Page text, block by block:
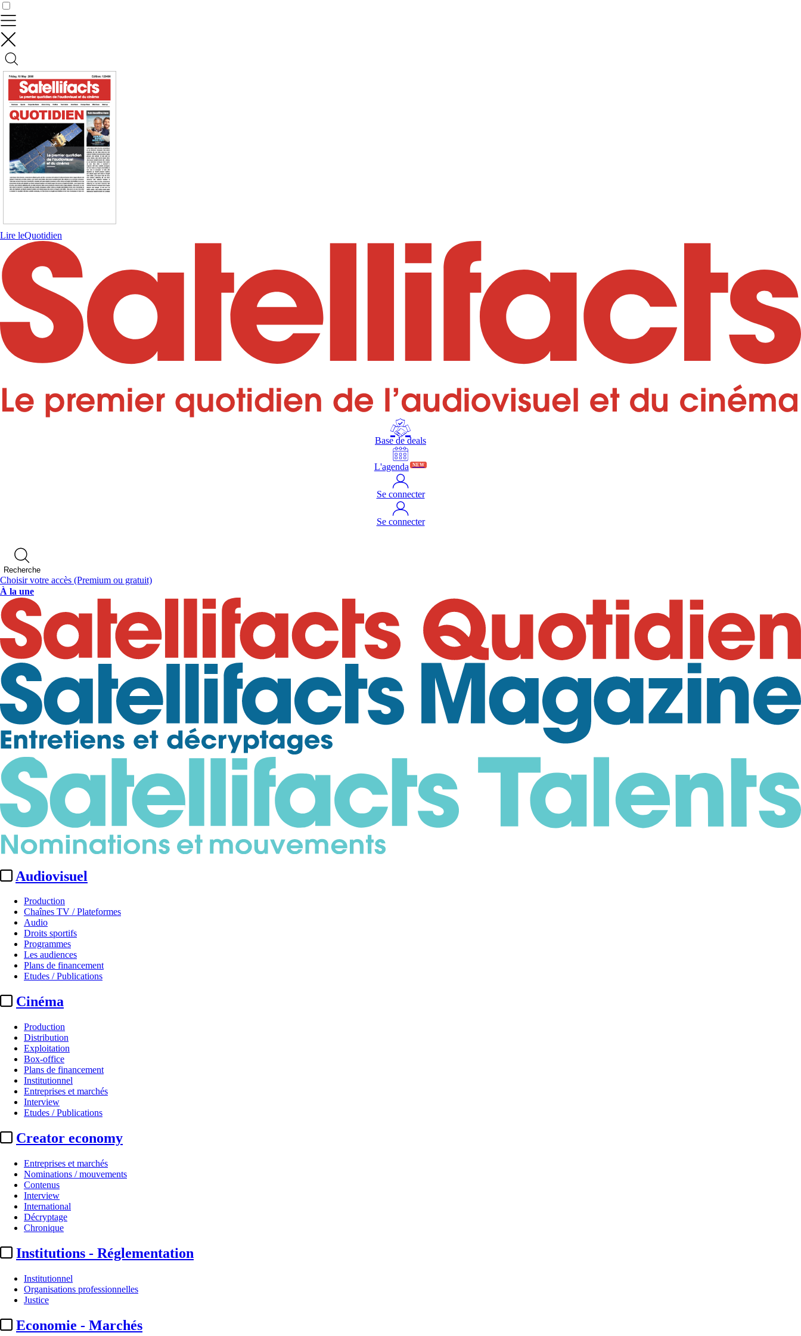
Lire leQuotidien
Base de deals
L'agenda NEW
Se connecter
Se connecter
Recherche
Choisir votre accès (Premium ou gratuit)
À la une
Audiovisuel
Production
Chaînes TV / Plateformes
Audio
Droits sportifs
Programmes
Les audiences
Plans de financement
Etudes / Publications
Cinéma
Production
Distribution
Exploitation
Box-office
Plans de financement
Institutionnel
Entreprises et marchés
Interview
Etudes / Publications
Creator economy
Entreprises et marchés
Nominations / mouvements
Contenus
Interview
International
Décryptage
Chronique
Institutions - Réglementation
Institutionnel
Organisations professionnelles
Justice
Economie - Marchés
Institutionnel
Assemblée nationale :
Par
Luce Burnod
Contrôler vos données